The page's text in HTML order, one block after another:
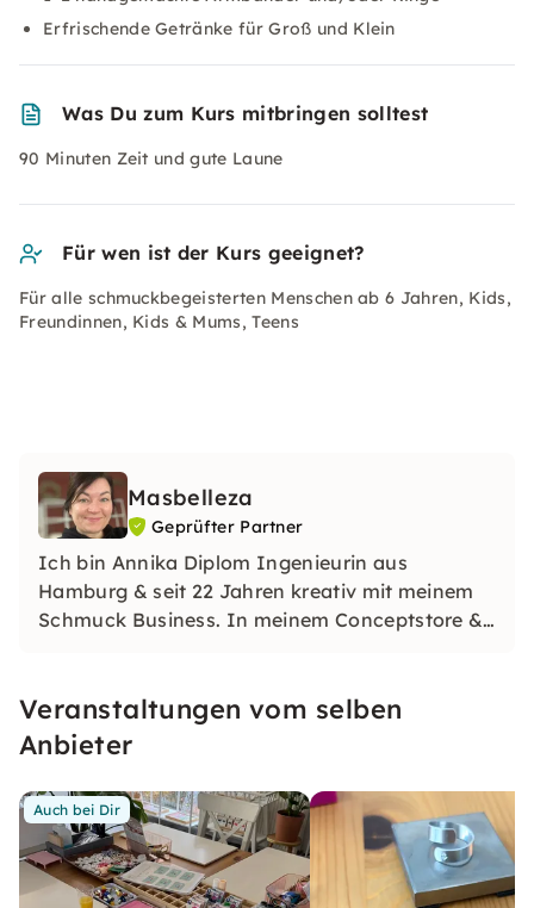
Erfrischende Getränke für Groß und Klein
Was Du zum Kurs mitbringen solltest
90 Minuten Zeit und gute Laune
Für wen ist der Kurs geeignet?
Für alle schmuckbegeisterten Menschen ab 6 Jahren, Kids,
Freundinnen, Kids & Mums, Teens
Masbelleza
Geprüfter Partner
Ich bin Annika Diplom Ingenieurin aus
Hamburg & seit 22 Jahren kreativ mit meinem
Schmuck Business. In meinem Conceptstore &
die Fertigung alle unserer schönen Handmade
Pieces bei. See u!
Veranstaltungen vom selben
Anbieter
Auch bei Dir